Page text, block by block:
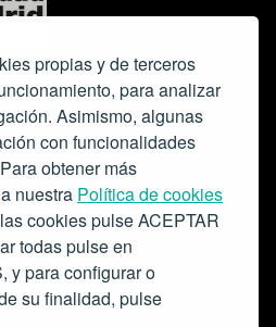
propias y de terceros
para analizar
Asimismo, algunas
con funcionalidades
obtener más
nuestra Política de cookies
cookies pulse ACEPTAR
todas pulse en
y para configurar o
su finalidad, pulse